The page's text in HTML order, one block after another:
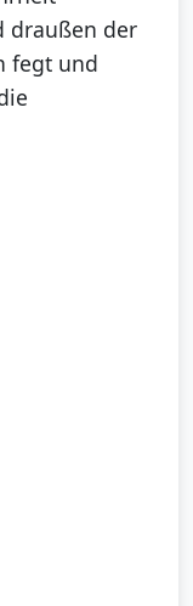
draußen der
fegt und